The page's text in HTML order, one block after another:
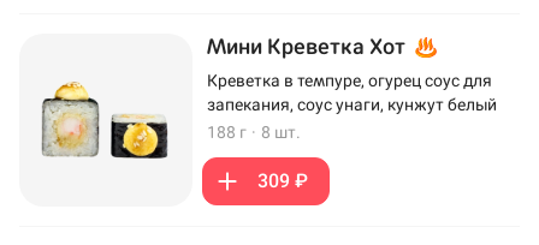
Мини Креветка Хот
Креветка в темпуре, огурец соус для
запекания, соус унаги, кунжут белый
188 г · 8 шт.
309 ₽